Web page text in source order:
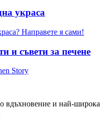
украса
Направете я сами!
и съвети за печене
Story
вдъхновение и най-широка